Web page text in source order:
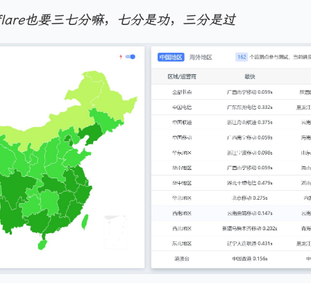
也要三七分嘛，七分是功，三分是过